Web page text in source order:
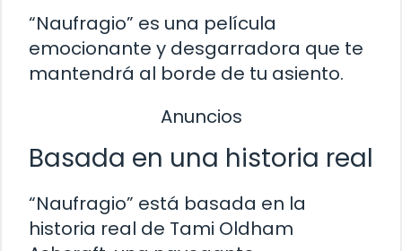
“Naufragio” es una película
emocionante y desgarradora que te
mantendrá al borde de tu asiento.
Anuncios
Basada en una historia real
“Naufragio” está basada en la
historia real de Tami Oldham